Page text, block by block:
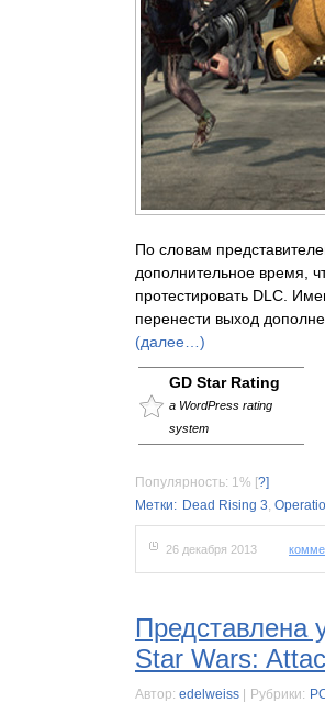
По словам
дополнительное время,
протестировать DLC.
перенести выход
(далее…)
GD Star Rating
a WordPress rating
system
Популярность: 1% [?]
Метки: Dead Rising 3,
26 декабря 2013
Представлена
Star Wars:
Автор: edelweiss Рубрики: